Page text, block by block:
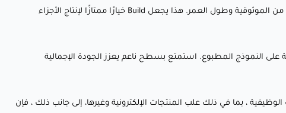
بناء قوة الراتنج ومتانته يجعله غير قابل للكسر ، مما يضمن أن النماذج المطبوعة الخاصة بك يمكنها تحمل السقوط العرضي ، مما يوفر مزيدًا من الموثوقية وطول العمر. هذا يجعل Build خيارًا ممتازًا لإنتاج الأجزاء
على النموذج المطبوع. استمتع بسطح ناعم يعزز الجودة الإجمالية
، بما في ذلك علب المنتجات الإلكترونية وغيرها، إلى جانب ذلك ، فإن